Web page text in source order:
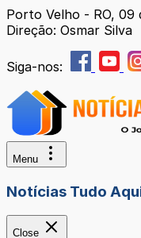
Porto Velho - RO, 09
Direção: Osmar Silva
Siga-nos:
Menu
Notícias Tudo
Close